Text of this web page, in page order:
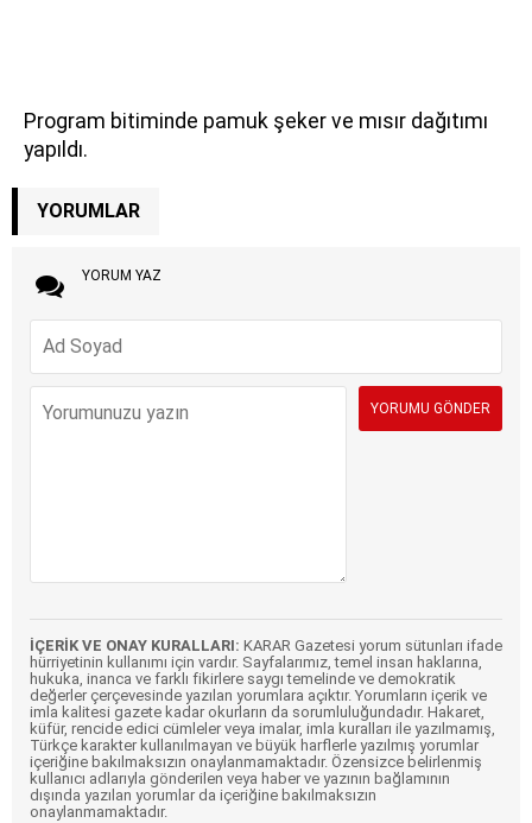
Program bitiminde pamuk şeker ve mısır dağıtımı
yapıldı.
YORUMLAR
YORUM YAZ
İÇERİK VE ONAY KURALLARI: KARAR Gazetesi yorum sütunları ifade
hürriyetinin kullanımı için vardır. Sayfalarımız, temel insan haklarına,
hukuka, inanca ve farklı fikirlere saygı temelinde ve demokratik
değerler çerçevesinde yazılan yorumlara açıktır. Yorumların içerik ve
imla kalitesi gazete kadar okurların da sorumluluğundadır. Hakaret,
küfür, rencide edici cümleler veya imalar, imla kuralları ile yazılmamış,
Türkçe karakter kullanılmayan ve büyük harflerle yazılmış yorumlar
içeriğine bakılmaksızın onaylanmamaktadır. Özensizce belirlenmiş
kullanıcı adlarıyla gönderilen veya haber ve yazının bağlamının
dışında yazılan yorumlar da içeriğine bakılmaksızın
onaylanmamaktadır.